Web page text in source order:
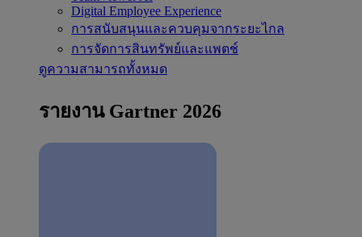
Digital Employee Experience
การสนับสนุนและควบคุมจากระยะไกล
การจัดการสินทรัพย์และแพตช์
ดูความสามารถทั้งหมด
รายงาน Gartner 2026